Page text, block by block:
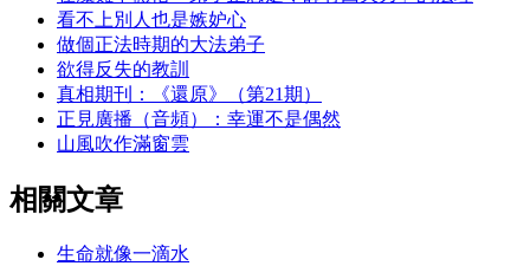
看不上別人也是嫉妒心
做個正法時期的大法弟子
欲得反失的教訓
真相期刊：《還原》（第21期）
正見廣播（音頻）：幸運不是偶然
山風吹作滿窗雲
相關文章
生命就像一滴水